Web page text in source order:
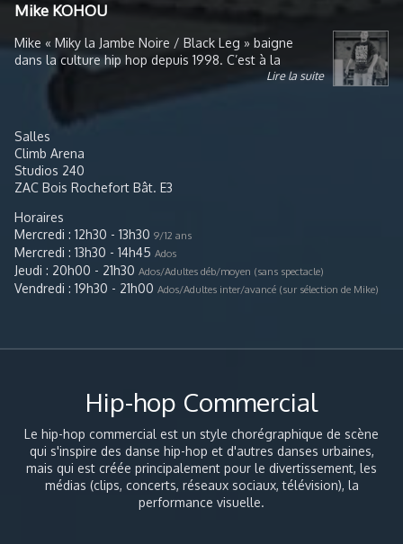
Mike KOHOU
Mike « Miky la Jambe Noire / Black Leg » baigne
dans la culture hip hop depuis 1998. C’est à la
Défense, l’un des 3 lieux les plus mythiques de la
danse hip hop « underground » à Paris, qu’il se fait
remarquer en participant à des battles improvisées.
Formé par IZZO, Paul Ereck et Phillipe Almeida «
Physs », il se spécialise en house dance avec IZZO et
Bruno Marignan discipline dans laquelle il gagnera
plusieurs compétitions. Il commence à enseigner le
hip hop et la House en 2007 et devient membre du
collectif Section C en 2012. Danseur polyvalent et
expérimenté il a travaillé au sein de différentes
compagnies de danses comme « N’ZELA » et « LET’S
DANCE » à Paris et donne régulièrement des stages
à l’international. Il a pu diversifier son expérience en
collaborant avec de jeunes artistes notamment en
groupe de jeunes danseurs amateurs, Raven.
Lire la suite
Salles
Climb Arena
Studios 240
ZAC Bois Rochefort Bât. E3
Horaires
Mercredi : 12h30 - 13h30 9/12 ans
Mercredi : 13h30 - 14h45 Ados
Jeudi : 20h00 - 21h30 Ados/Adultes déb/moyen (sans spectacle)
Vendredi : 19h30 - 21h00 Ados/Adultes inter/avancé (sur sélection de Mike)
Hip-hop Commercial
Le hip-hop commercial est un style chorégraphique de scène
qui s'inspire des danse hip-hop et d'autres danses urbaines,
mais qui est créée principalement pour le divertissement, les
médias (clips, concerts, réseaux sociaux, télévision), la
performance visuelle.